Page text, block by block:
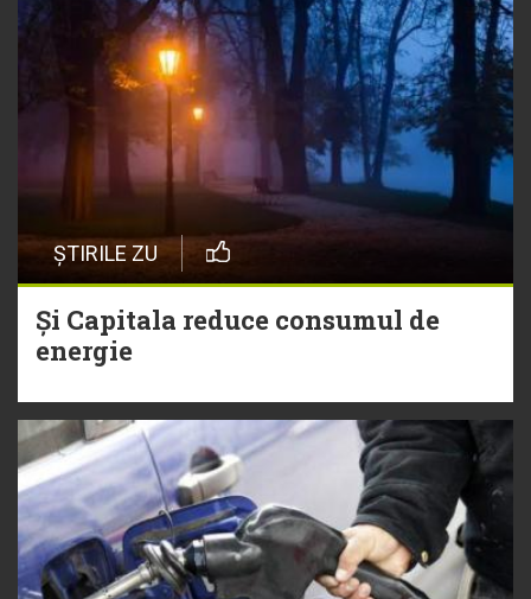
ȘTIRILE ZU
Și Capitala reduce consumul de
energie